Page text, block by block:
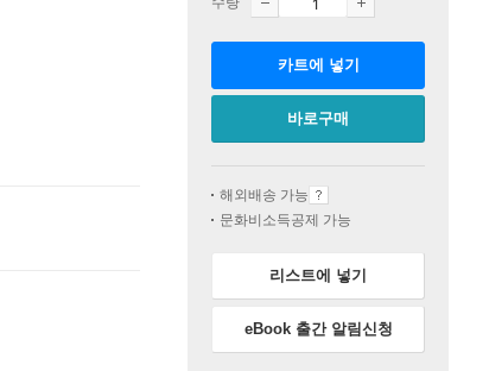
카트에 넣기
바로구매
해외배송 가능
문화비소득공제 가능
리스트에 넣기
eBook 출간 알림신청